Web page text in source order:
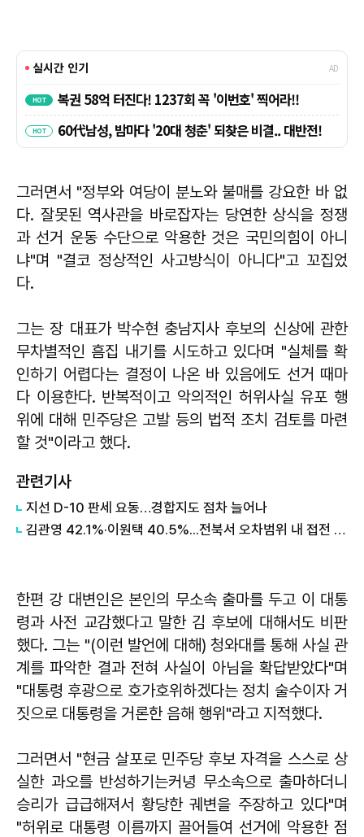
그러면서 "정부와 여당이 분노와 불매를 강요한 바 없
다. 잘못된 역사관을 바로잡자는 당연한 상식을 정쟁
과 선거 운동 수단으로 악용한 것은 국민의힘이 아니
냐"며 "결코 정상적인 사고방식이 아니다"고 꼬집었
다.
그는 장 대표가 박수현 충남지사 후보의 신상에 관한
무차별적인 흠집 내기를 시도하고 있다며 "실체를 확
인하기 어렵다는 결정이 나온 바 있음에도 선거 때마
다 이용한다. 반복적이고 악의적인 허위사실 유포 행
위에 대해 민주당은 고발 등의 법적 조치 검토를 마련
할 것"이라고 했다.
관련기사
지선 D-10 판세 요동…경합지도 점차 늘어나
김관영 42.1%·이원택 40.5%...전북서 오차범위 내 접전 양상
한편 강 대변인은 본인의 무소속 출마를 두고 이 대통
령과 사전 교감했다고 말한 김 후보에 대해서도 비판
했다. 그는 "(이런 발언에 대해) 청와대를 통해 사실 관
계를 파악한 결과 전혀 사실이 아님을 확답받았다"며
"대통령 후광으로 호가호위하겠다는 정치 술수이자 거
짓으로 대통령을 거론한 음해 행위"라고 지적했다.
그러면서 "현금 살포로 민주당 후보 자격을 스스로 상
실한 과오를 반성하기는커녕 무소속으로 출마하더니
승리가 급급해져서 황당한 궤변을 주장하고 있다"며
"허위로 대통령 이름까지 끌어들여 선거에 악용한 점